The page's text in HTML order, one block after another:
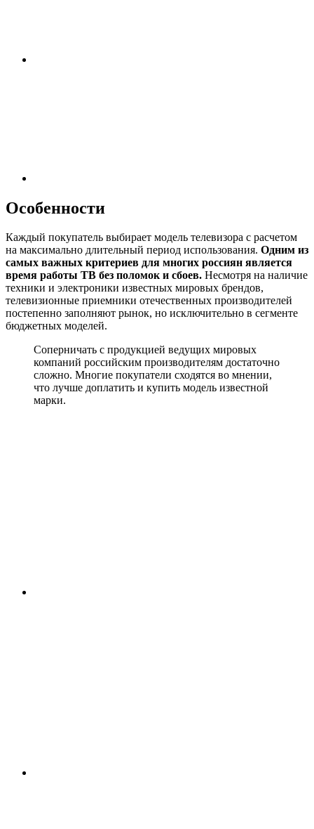
Особенности
Каждый покупатель выбирает модель телевизора с расчетом
на максимально длительный период использования. Одним из
самых важных критериев для многих россиян является
время работы ТВ без поломок и сбоев. Несмотря на наличие
техники и электроники известных мировых брендов,
телевизионные приемники отечественных производителей
постепенно заполняют рынок, но исключительно в сегменте
бюджетных моделей.
Соперничать с продукцией ведущих мировых
компаний российским производителям достаточно
сложно. Многие покупатели сходятся во мнении,
что лучше доплатить и купить модель известной
марки.